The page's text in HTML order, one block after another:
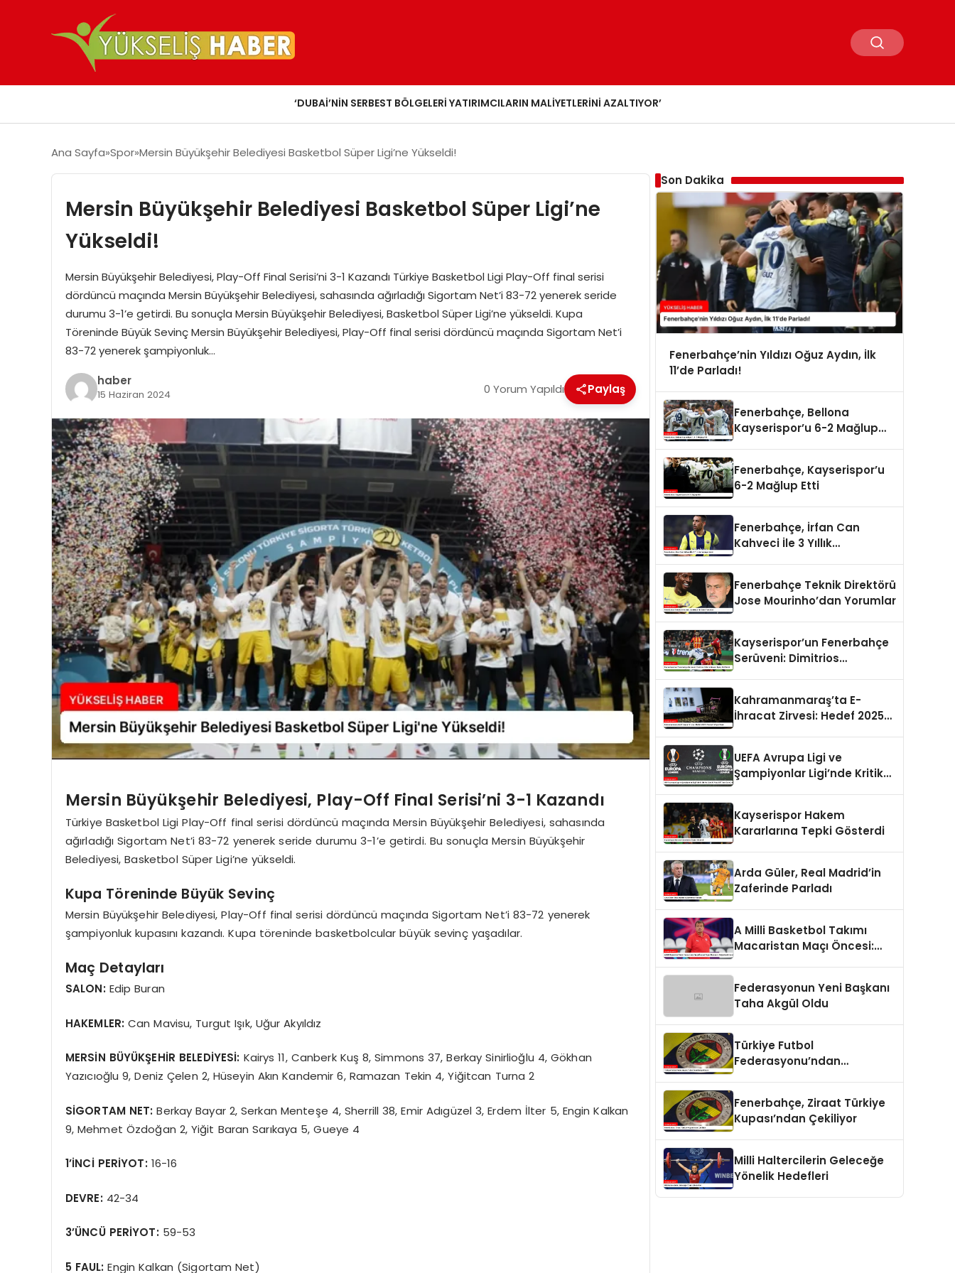
‘DUBAI’NIN SERBEST BÖLGELERI YATIRIMCILARIN MALIYETLERINI AZALTIYOR’
Ana Sayfa Spor Mersin Büyükşehir Belediyesi Basketbol Süper Ligi’ne Yükseldi!
Mersin Büyükşehir Belediyesi Basketbol Süper Ligi’ne
Yükseldi!
Mersin Büyükşehir Belediyesi, Play-Off Final Serisi’ni 3-1 Kazandı Türkiye Basketbol Ligi Play-Off final serisi
dördüncü maçında Mersin Büyükşehir Belediyesi, sahasında ağırladığı Sigortam Net’i 83-72 yenerek seride
durumu 3-1’e getirdi. Bu sonuçla Mersin Büyükşehir Belediyesi, Basketbol Süper Ligi’ne yükseldi. Kupa
Töreninde Büyük Sevinç Mersin Büyükşehir Belediyesi, Play-Off final serisi dördüncü maçında Sigortam Net’i
83-72 yenerek şampiyonluk…
haber
15 Haziran 2024 0 Yorum Yapıldı Paylaş
Mersin Büyükşehir Belediyesi, Play-Off Final Serisi’ni 3-1 Kazandı
Türkiye Basketbol Ligi Play-Off final serisi dördüncü maçında Mersin Büyükşehir Belediyesi, sahasında
ağırladığı Sigortam Net’i 83-72 yenerek seride durumu 3-1’e getirdi. Bu sonuçla Mersin Büyükşehir
Belediyesi, Basketbol Süper Ligi’ne yükseldi.
Kupa Töreninde Büyük Sevinç
Mersin Büyükşehir Belediyesi, Play-Off final serisi dördüncü maçında Sigortam Net’i 83-72 yenerek
şampiyonluk kupasını kazandı. Kupa töreninde basketbolcular büyük sevinç yaşadılar.
Maç Detayları
SALON: Edip Buran
HAKEMLER: Can Mavisu, Turgut Işık, Uğur Akyıldız
MERSİN BÜYÜKŞEHİR BELEDİYESİ: Kairys 11, Canberk Kuş 8, Simmons 37, Berkay Sinirlioğlu 4, Gökhan
Yazıcıoğlu 9, Deniz Çelen 2, Hüseyin Akın Kandemir 6, Ramazan Tekin 4, Yiğitcan Turna 2
SİGORTAM NET: Berkay Bayar 2, Serkan Menteşe 4, Sherrill 38, Emir Adıgüzel 3, Erdem İlter 5, Engin Kalkan
9, Mehmet Özdoğan 2, Yiğit Baran Sarıkaya 5, Gueye 4
1’İNCİ PERİYOT: 16-16
DEVRE: 42-34
3’ÜNCÜ PERİYOT: 59-53
5 FAUL: Engin Kalkan (Sigortam Net)
Son Dakika
Fenerbahçe’nin Yıldızı Oğuz Aydın, İlk
11’de Parladı!
Fenerbahçe, Bellona
Kayserispor’u 6-2 Mağlup
Fenerbahçe, Kayserispor’u
6-2 Mağlup Etti
Fenerbahçe, İrfan Can
Kahveci İle 3 Yıllık
Fenerbahçe Teknik Direktörü
Jose Mourinho’dan Yorumlar
Kayserispor’un Fenerbahçe
Serüveni: Dimitrios
Kahramanmaraş’ta E-
İhracat Zirvesi: Hedef 2025
UEFA Avrupa Ligi ve
Şampiyonlar Ligi’nde Kritik
Kayserispor Hakem
Kararlarına Tepki Gösterdi
Arda Güler, Real Madrid’in
Zaferinde Parladı
A Milli Basketbol Takımı
Macaristan Maçı Öncesi:
Federasyonun Yeni Başkanı
Taha Akgül Oldu
Türkiye Futbol
Federasyonu’ndan
Fenerbahçe, Ziraat Türkiye
Kupası’ndan Çekiliyor
Milli Haltercilerin Geleceğe
Yönelik Hedefleri